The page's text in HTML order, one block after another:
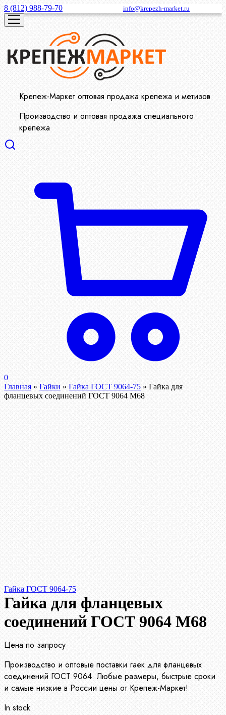
8 (812) 988-79-70 info@krepezh-market.ru
Крепеж-Маркет оптовая продажа крепежа и метизов
Производство и оптовая продажа специального
крепежа
0
Главная » Гайки » Гайка ГОСТ 9064-75 » Гайка для
фланцевых соединений ГОСТ 9064 М68
Гайка ГОСТ 9064-75
Гайка для фланцевых
соединений ГОСТ 9064 М68
Цена по запросу
Производство и оптовые поставки гаек для фланцевых
соединений ГОСТ 9064. Любые размеры, быстрые сроки
и самые низкие в России цены от Крепеж-Маркет!
In stock